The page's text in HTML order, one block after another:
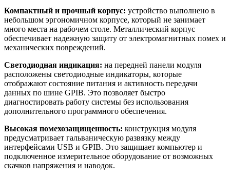
Компактный и прочный корпус: устройство выполнено в
небольшом эргономичном корпусе, который не занимает
много места на рабочем столе. Металлический корпус
обеспечивает надежную защиту от электромагнитных помех и
механических повреждений.
Светодиодная индикация: на передней панели модуля
расположены светодиодные индикаторы, которые
отображают состояние питания и активность передачи
данных по шине GPIB. Это позволяет быстро
диагностировать работу системы без использования
дополнительного программного обеспечения.
Высокая помехозащищенность: конструкция модуля
предусматривает гальваническую развязку между
интерфейсами USB и GPIB. Это защищает компьютер и
подключенное измерительное оборудование от возможных
скачков напряжения и наводок.